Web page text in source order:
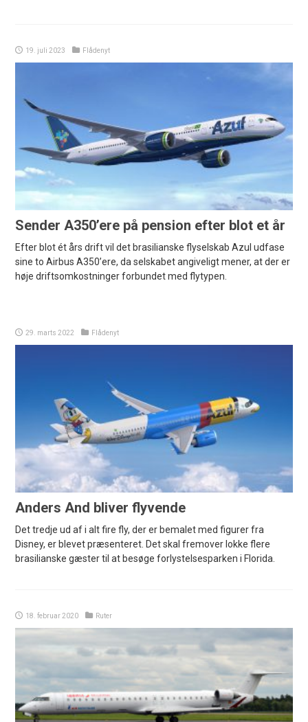
19. juli 2023 Flådenyt
Sender A350’ere på pension efter blot et år
Efter blot ét års drift vil det brasilianske flyselskab Azul udfase
sine to Airbus A350’ere, da selskabet angiveligt mener, at der er
høje driftsomkostninger forbundet med flytypen.
29. marts 2022 Flådenyt
Anders And bliver flyvende
Det tredje ud af i alt fire fly, der er bemalet med figurer fra
Disney, er blevet præsenteret. Det skal fremover lokke flere
brasilianske gæster til at besøge forlystelsesparken i Florida.
18. februar 2020 Ruter